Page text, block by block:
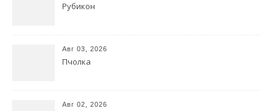
Рубикон
Авг 03, 2026
Пчолка
Авг 02, 2026